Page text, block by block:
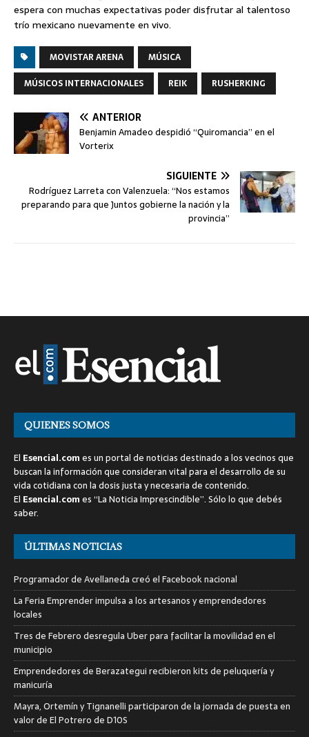
espera con muchas expectativas poder disfrutar al talentoso
trío mexicano nuevamente en vivo.
MOVISTAR ARENA
MÚSICA
MÚSICOS INTERNACIONALES
REIK RUSHERKING
ANTERIOR
Benjamin Amadeo despidió “Quiromancia” en el
Vorterix
SIGUIENTE
Rodríguez Larreta con Valenzuela: “Nos estamos
preparando para que Juntos gobierne la nación y la
provincia”
QUIENES SOMOS
El Esencial.comes un portal de noticias destinado a los vecinos que
buscan la información que consideran vital para el desarrollo de su
vida cotidiana con la dosis justa y necesaria de contenido.
El Esencial.comes “La Noticia Imprescindible”. Sólo lo que debés
saber.
ÚLTIMAS NOTICIAS
Programador de Avellaneda creó el Facebook nacional
La Feria Emprender impulsa a los artesanos y emprendedores
locales
Tres de Febrero desregula Uber para facilitar la movilidad en el
municipio
Emprendedores de Berazategui recibieron kits de peluquería y
manicuría
Mayra, Ortemín y Tignanelli participaron de la jornada de puesta en
valor de El Potrero de D10S